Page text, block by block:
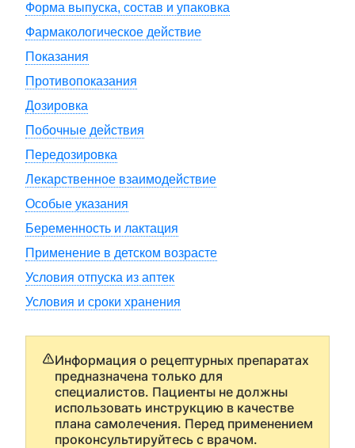
Форма выпуска, состав и упаковка
Фармакологическое действие
Показания
Противопоказания
Дозировка
Побочные действия
Передозировка
Лекарственное взаимодействие
Особые указания
Беременность и лактация
Применение в детском возрасте
Условия отпуска из аптек
Условия и сроки хранения
Информация о рецептурных препаратах
предназначена только для
специалистов. Пациенты не должны
использовать инструкцию в качестве
плана самолечения. Перед применением
проконсультируйтесь с врачом.